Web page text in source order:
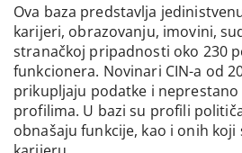
Ova baza predstavlja
karijeri, obrazovanju, imovini,
stranačkoj pripadnosti oko 230
funkcionera. Novinari CIN-a od
prikupljaju podatke i
profilima. U bazi su profili
obnašaju funkcije, kao i onih